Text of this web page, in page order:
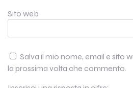
Sito web
Salva il mio nome, email e sito
la prossima volta che commento.